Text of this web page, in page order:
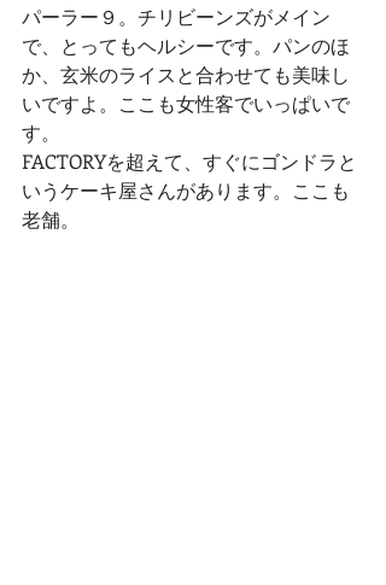
パーラー９。チリビーンズがメイン
で、とってもヘルシーです。パンのほ
か、玄米のライスと合わせても美味し
いですよ。ここも女性客でいっぱいで
す。
FACTORYを超えて、すぐにゴンドラと
いうケーキ屋さんがあります。ここも
老舗。